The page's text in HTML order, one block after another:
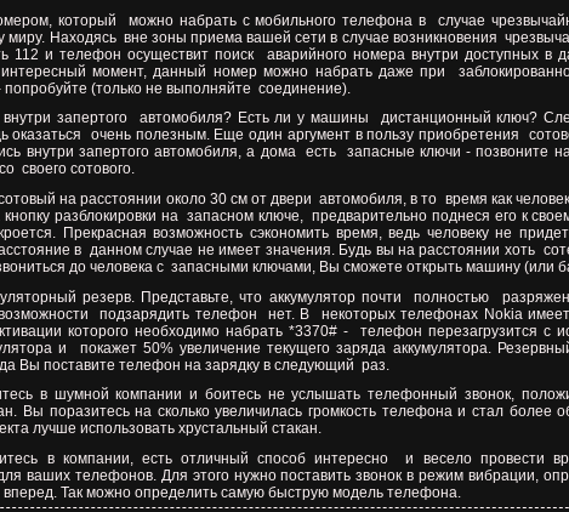
который
можно набрать с мобильного телефона в
случае
миру. Находясь вне зоны приема вашей сети в случае возникновения
112 и телефон осуществит поиск
аварийного номера внутри доступных в
интересный момент, данный номер можно набрать даже при
(только не выполняйте соединение).
запертого
автомобиля? Есть ли у машины
дистанционный ключ?
оказаться очень полезным. Еще один аргумент в пользу приобретения
внутри запертого автомобиля, а дома есть
запасные ключи - позвоните
своего сотового.
на расстоянии около 30 см от двери автомобиля, в то время как
разблокировки на запасном ключе, предварительно поднеся его к
Прекрасная возможность сэкономить время, ведь человеку не
в данном случае не имеет значения. Будь вы на расстоянии хоть
до человека с запасными ключами, Вы сможете открыть машину (или
резерв. Представьте, что аккумулятор почти полностью
подзарядить телефон нет. В
некоторых телефонах Nokia
которого необходимо набрать *3370# -
телефон перезагрузится с
и покажет 50% увеличение текущего заряда аккумулятора.
Вы поставите телефон на зарядку в следующий раз.
в шумной компании и боитесь не услышать телефонный звонок,
Вы поразитесь на сколько увеличилась громкость телефона и стал более
лучше использовать хрустальный стакан.
в компании, есть отличный способ интересно
и весело провести
ваших телефонов. Для этого нужно поставить звонок в режим вибрации,
Так можно определить самую быструю модель телефона.